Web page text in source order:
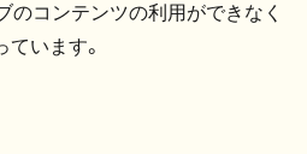
のコンテンツの利用ができなく
ています。